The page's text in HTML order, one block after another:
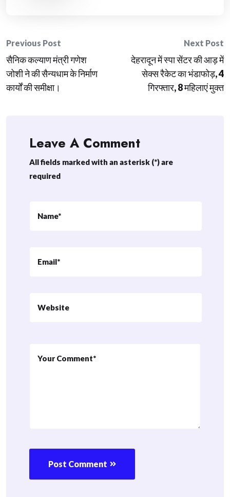
Post
navigation
Previous Post
सैनिक कल्याण मंत्री गणेश
जोशी ने की सैन्यधाम के निर्माण
कार्यों की समीक्षा।
Next Post
देहरादून में स्पा सेंटर की आड़ में
सेक्स रैकेट का भंडाफोड़, 4
गिरफ्तार, 8 महिलाएं मुक्त
Leave A Comment
All fields marked with an asterisk (*) are
required
Post Comment